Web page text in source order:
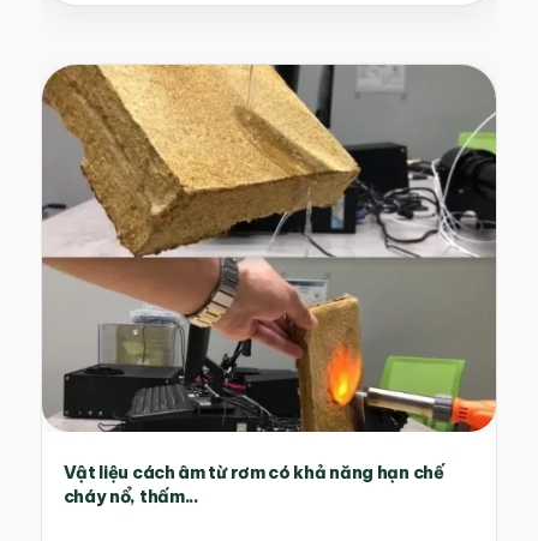
Vật liệu cách âm từ rơm có khả năng hạn chế
cháy nổ, thấm...